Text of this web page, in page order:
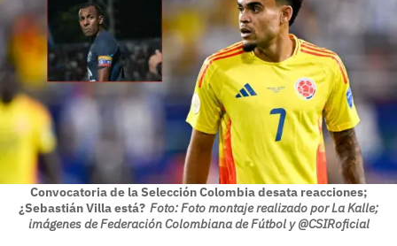
Convocatoria de la Selección Colombia desata reacciones;
¿Sebastián Villa está? Foto: Foto montaje realizado por La Kalle;
imágenes de Federación Colombiana de Fútbol y @CSIRoficial